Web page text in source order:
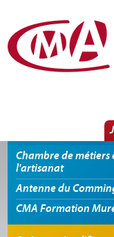
Chambre de métiers
l'artisanat
Antenne du
CMA Formation